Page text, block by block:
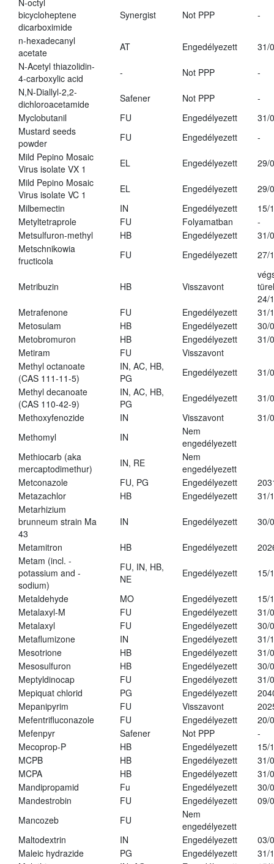
N-octyl
bicycloheptene
dicarboximide
Synergist Not PPP -
n-hexadecanyl
acetate
AT Engedélyezett
31/
N-Acetyl thiazolidin-
4-carboxylic acid
- Not PPP
-
N,N-Diallyl-2,2-
dichloroacetamide
Safener Not PPP
-
Myclobutanil
FU Engedélyezett
31/
Mustard seeds
powder
FU Engedélyezett
-
Mild Pepino Mosaic
Virus isolate VX 1
EL Engedélyezett
29/
Mild Pepino Mosaic
Virus isolate VC 1
EL Engedélyezett
29/
Milbemectin
IN Engedélyezett
15/
Metyltetraprole
FU Folyamatban
-
Metsulfuron-methyl
HB Engedélyezett
31/
Metschnikowia
fructicola
FU Engedélyezett 27/
Metribuzin HB Visszavont
24/
Metrafenone
FU Engedélyezett
31/
Metosulam
HB Engedélyezett
30/
Metobromuron
HB Engedélyezett
31/
Metiram
FU
Visszavont
Methyl octanoate
(CAS 111-11-5)
IN, AC, HB,
PG
Engedélyezett
31/
Methyl decanoate
(CAS 110-42-9)
IN, AC, HB,
PG
Engedélyezett
31/
Methoxyfenozide
IN Visszavont
31/
Methomyl
IN
Nem
engedélyezett
Methiocarb (aka
mercaptodimethur)
IN, RE
Nem
engedélyezett
Metconazole
FU, PG Engedélyezett
Metazachlor
HB Engedélyezett
31/
Metarhizium
brunneum strain Ma
43
IN Engedélyezett 30/
Metamitron HB Engedélyezett
Metam (incl. -
potassium and -
sodium)
FU, IN, HB,
NE
Engedélyezett 15/
Metaldehyde MO Engedélyezett
15/
Metalaxyl-M
FU Engedélyezett
31/
Metalaxyl
FU Engedélyezett
30/
Metaflumizone
IN Engedélyezett
31/
Mesotrione
HB Engedélyezett
31/
Mesosulfuron
HB Engedélyezett
30/
Meptyldinocap
FU Engedélyezett
31/
Mepiquat chlorid
PG Engedélyezett
Mepanipyrim
FU Visszavont
Mefentrifluconazole
FU Engedélyezett
20/
Mefenpyr
Safener Not PPP
-
Mecoprop-P
HB Engedélyezett
15/
MCPB
HB Engedélyezett
31/
MCPA
HB Engedélyezett
31/
Mandipropamid
Fu Engedélyezett
30/
Mandestrobin
FU Engedélyezett
09/
Mancozeb
FU
Nem
engedélyezett
Maltodextrin
IN Engedélyezett
03/
Maleic hydrazide
PG Engedélyezett
31/